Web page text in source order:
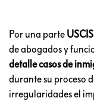
Por una parte USCIS
de abogados y
detalle casos de
durante su proceso
irregularidades el